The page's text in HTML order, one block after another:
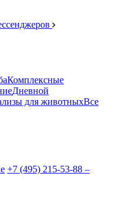
Комплексные
Дневной
для животныхВсе
+7 (495) 215-53-88 –